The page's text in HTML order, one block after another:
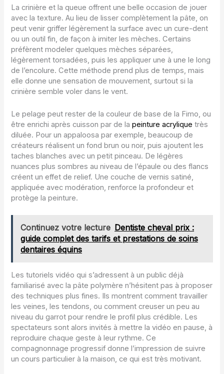
La crinière et la queue offrent une belle occasion de jouer
avec la texture. Au lieu de lisser complètement la pâte, on
peut venir griffer légèrement la surface avec un cure-dent
ou un outil fin, de façon à imiter les mèches. Certains
préfèrent modeler quelques mèches séparées,
légèrement torsadées, puis les appliquer une à une le long
de l’encolure. Cette méthode prend plus de temps, mais
elle donne une sensation de mouvement, surtout si la
crinière semble voler dans le vent.
Le pelage peut rester de la couleur de base de la Fimo, ou
être enrichi après cuisson par de lapeinture acrylique très
diluée. Pour un appaloosa par exemple, beaucoup de
créateurs réalisent un fond brun ou noir, puis ajoutent les
taches blanches avec un petit pinceau. De légères
nuances plus sombres au niveau de l’épaule ou des flancs
créent un effet de relief. Une couche de vernis satiné,
appliquée avec modération, renforce la profondeur et
protège la peinture.
Continuez votre lecture Dentiste cheval prix :
guide complet des tarifs et prestations de soins
dentaires équins
Les tutoriels vidéo qui s’adressent à un public déjà
familiarisé avec la pâte polymère n’hésitent pas à proposer
des techniques plus fines. Ils montrent comment travailler
les veines, les tendons, ou comment creuser un peu au
niveau du garrot pour rendre le profil plus crédible. Les
spectateurs sont alors invités à mettre la vidéo en pause, à
reproduire chaque geste à leur rythme. Ce
compagnonnage progressif donne l’impression de suivre
un cours particulier à la maison, ce qui est très motivant.